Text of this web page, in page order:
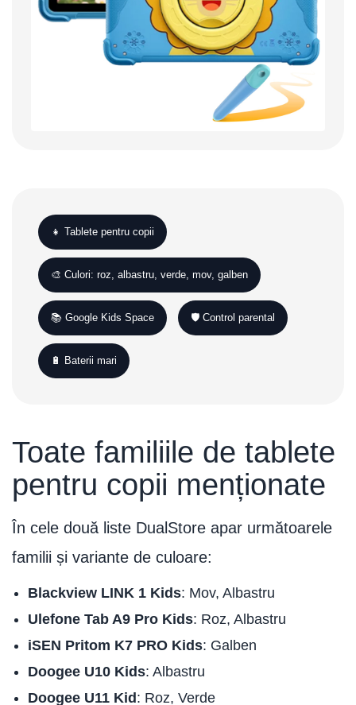
👧 Tablete pentru copii
🎨 Culori: roz, albastru, verde, mov, galben
📚 Google Kids Space 🛡️ Control parental
🔋 Baterii mari
Toate familiile de tablete
pentru copii menționate
În cele două liste DualStore apar următoarele
familii și variante de culoare:
Blackview LINK 1 Kids: Mov, Albastru
Ulefone Tab A9 Pro Kids: Roz, Albastru
iSEN Pritom K7 PRO Kids: Galben
Doogee U10 Kids: Albastru
Doogee U11 Kid : Roz, Verde